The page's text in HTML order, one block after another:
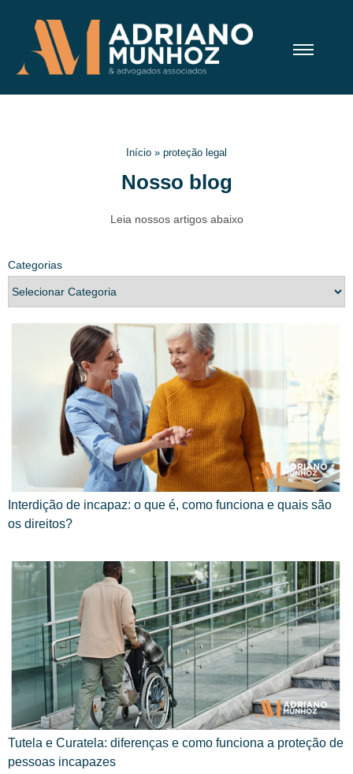
Início » proteção legal
Nosso blog
Leia nossos artigos abaixo
Categorias
Interdição de incapaz: o que é, como funciona e quais são
os direitos?
Tutela e Curatela: diferenças e como funciona a proteção de
pessoas incapazes